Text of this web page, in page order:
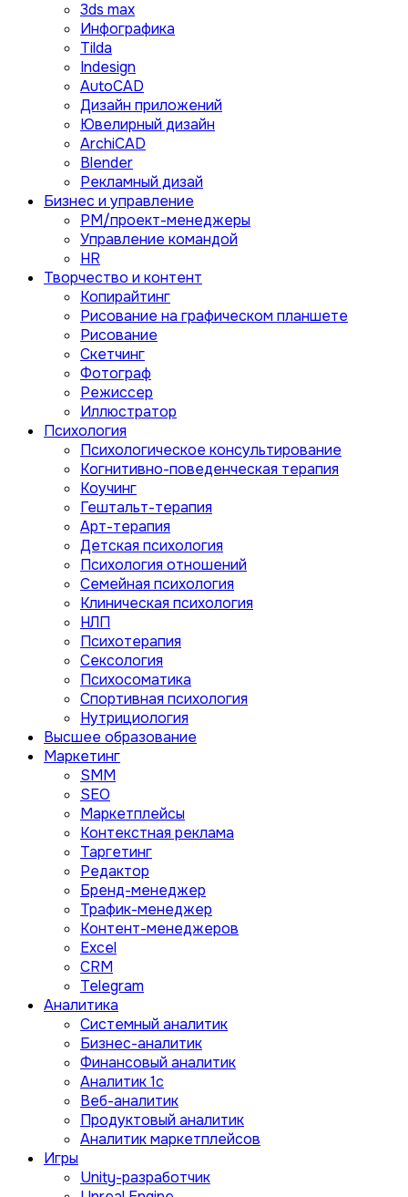
3ds max
Инфографика
Tilda
Indesign
AutoCAD
Дизайн приложений
Ювелирный дизайн
ArchiCAD
Blender
Рекламный дизай
Бизнес и управление
PM/проект-менеджеры
Управление командой
HR
Творчество и контент
Копирайтинг
Рисование на графическом планшете
Рисование
Скетчинг
Фотограф
Режиссер
Иллюстратор
Психология
Психологическое консультирование
Когнитивно-поведенческая терапия
Коучинг
Гештальт-терапия
Арт-терапия
Детская психология
Психология отношений
Семейная психология
Клиническая психология
НЛП
Психотерапия
Сексология
Психосоматика
Спортивная психология
Нутрициология
Высшее образование
Маркетинг
SMM
SEO
Маркетплейсы
Контекстная реклама
Таргетинг
Редактор
Бренд-менеджер
Трафик-менеджер
Контент-менеджеров
Excel
CRM
Telegram
Аналитика
Системный аналитик
Бизнес-аналитик
Финансовый аналитик
Aналитик 1с
Веб-аналитик
Продуктовый аналитик
Аналитик маркетплейсов
Игры
Unity-разработчик